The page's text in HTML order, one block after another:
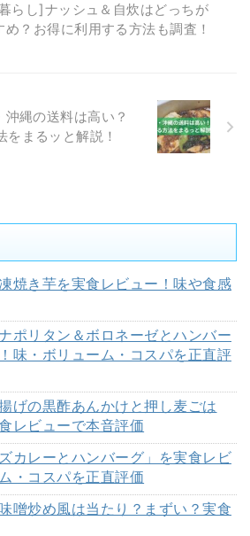
らし]ナッシュ＆自炊はどっちが
め？お得に利用する方法も調査！
縄の送料は高い？
をまるッと解説！
焼き芋を実食レビュー！味や食感
ポリタン＆ボロネーゼとハンバー
味・ボリューム・コスパを正直評
げの黒酢あんかけと押し麦ごは
レビューで本音評価
カレーとハンバーグ」を実食レビ
・コスパを正直評価
噌炒め風は当たり？まずい？実食